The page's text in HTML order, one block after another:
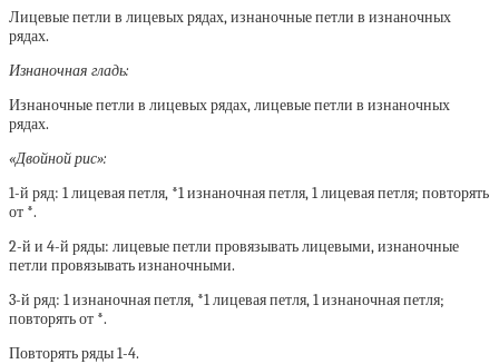
Лицевые петли в лицевых рядах, изнаночные петли в изнаночных
рядах.
Изнаночная гладь:
Изнаночные петли в лицевых рядах, лицевые петли в изнаночных
рядах.
«Двойной рис»:
1-й ряд: 1 лицевая петля, *1 изнаночная петля, 1 лицевая петля; повторять
от *.
2-й и 4-й ряды: лицевые петли провязывать лицевыми, изнаночные
петли провязывать изнаночными.
3-й ряд: 1 изнаночная петля, *1 лицевая петля, 1 изнаночная петля;
повторять от *.
Повторять ряды 1-4.